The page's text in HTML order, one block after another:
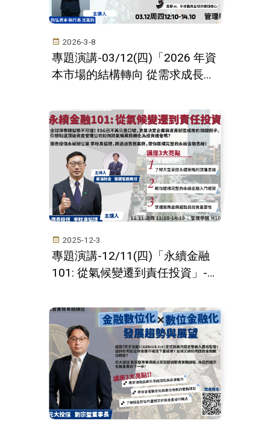
2026-3-8
專題演講-03/12(四)「2026 年資
本市場的結構轉向 從需求成長邏
再定價」--鈞弘資本執行長沈萬
鈞
2025-12-3
專題演講-12/11(四)「永續金融
101: 從氣候變遷到責任投資」--